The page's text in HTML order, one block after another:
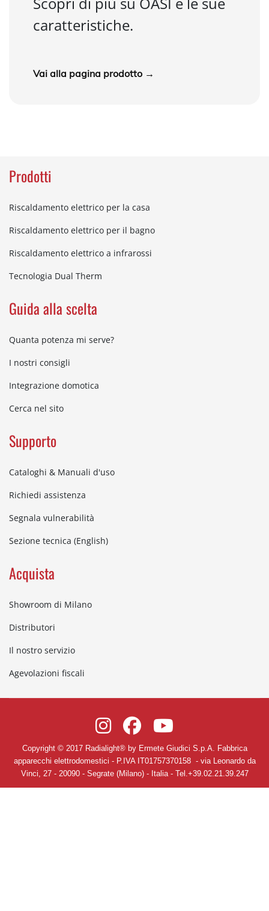
caratteristiche.
Vai alla pagina prodotto →
Prodotti
Riscaldamento elettrico per la casa
Riscaldamento elettrico per il bagno
Riscaldamento elettrico a infrarossi
Tecnologia Dual Therm
Guida alla scelta
Quanta potenza mi serve?
I nostri consigli
Integrazione domotica
Cerca nel sito
Supporto
Cataloghi & Manuali d'uso
Richiedi assistenza
Segnala vulnerabilità
Sezione tecnica (English)
Acquista
Showroom di Milano
Distributori
Il nostro servizio
Agevolazioni fiscali
Copyright © 2017 Radialight® by Ermete Giudici S.p.A. Fabbrica
apparecchi elettrodomestici - P.IVA IT01757370158 - via Leonardo da
Vinci, 27- 20090- Segrate (Milano) - Italia - Tel.+39.02.21.39.247